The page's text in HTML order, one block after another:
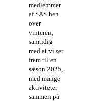
medlemmer
af SAS hen
over
vinteren,
samtidig
med at vi ser
frem til en
sæson 2025,
med mange
aktiviteter
sammen på